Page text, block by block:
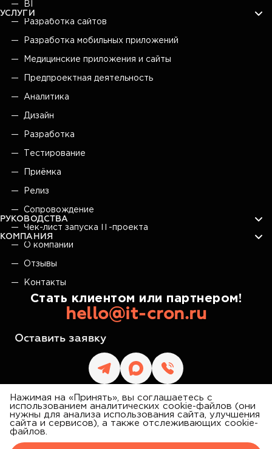
Нажимая на «Принять», вы соглашаетесь с
использованием аналитических cookie-файлов (они
нужны для анализа использования сайта, улучшения
сайта и сервисов), а также отслеживающих cookie-
файлов.
IT CRON
BI
УСЛУГИ
Разработка сайтов
Разработка мобильных приложений
Медицинские приложения и сайты
Предпроектная деятельность
Аналитика
Дизайн
Разработка
Тестирование
Приёмка
Релиз
Сопровождение
РУКОВОДСТВА
Чек-лист запуска IT-проекта
КОМПАНИЯ
О компании
Отзывы
Контакты
Стать клиентом или партнером!
hello@it-cron.ru
Оставить заявку